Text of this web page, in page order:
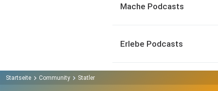
Mache Podcasts
Erlebe Podcasts
Startseite Community Statler